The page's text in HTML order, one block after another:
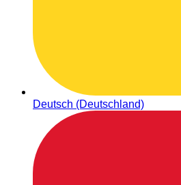
Deutsch (Deutschland)